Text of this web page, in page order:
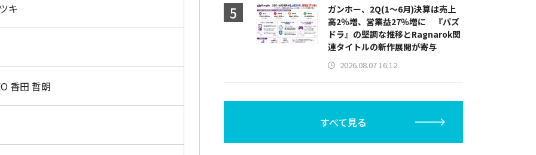
キ
香田 哲朗
ガンホー、2Q(1～6月)決算は売上
高2％増、営業益27％増に 『パズ
ドラ』の堅調な推移とRagnarok関
連タイトルの新作展開が寄与
2026.08.07 16:12
すべて見る